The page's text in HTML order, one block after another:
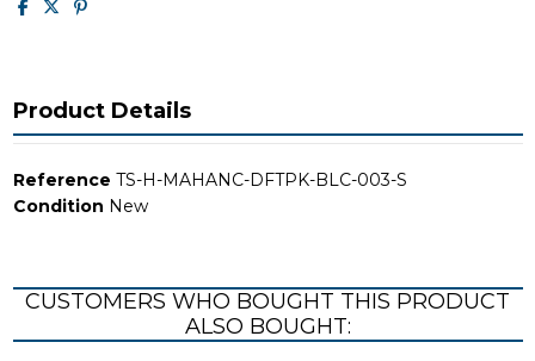
Product Details
Reference TS-H-MAHANC-DFTPK-BLC-003-S
Condition New
CUSTOMERS WHO BOUGHT THIS PRODUCT
ALSO BOUGHT: